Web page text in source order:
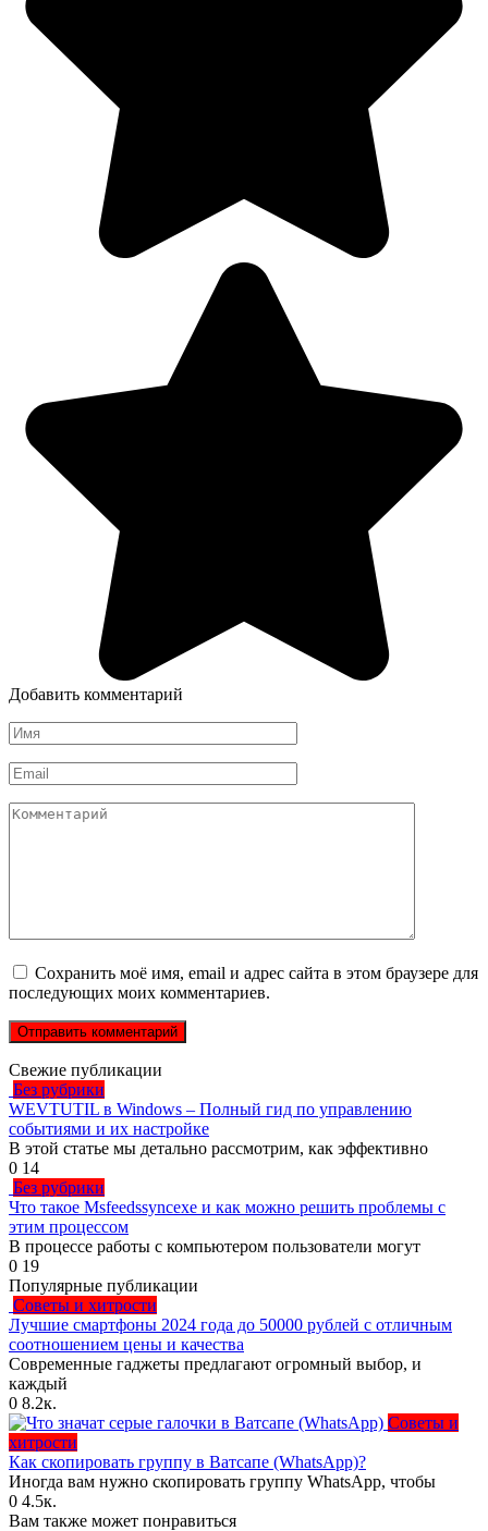
Добавить комментарий
Имя
*
Email
*
Комментарий
Сохранить моё имя, email и адрес сайта в этом браузере для
последующих моих комментариев.
Свежие публикации
Без рубрики
WEVTUTIL в Windows – Полный гид по управлению
событиями и их настройке
В этой статье мы детально рассмотрим, как эффективно
0 14
Без рубрики
Что такое Msfeedssyncexe и как можно решить проблемы с
этим процессом
В процессе работы с компьютером пользователи могут
0 19
Популярные публикации
Советы и хитрости
Лучшие смартфоны 2024 года до 50000 рублей с отличным
соотношением цены и качества
Современные гаджеты предлагают огромный выбор, и
каждый
0 8.2к.
Советы и
хитрости
Как скопировать группу в Ватсапе (WhatsApp)?
Иногда вам нужно скопировать группу WhatsApp, чтобы
0 4.5к.
Вам также может понравиться